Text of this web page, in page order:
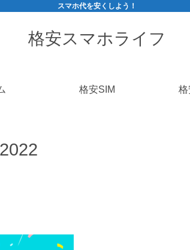
スマホ代を安くしよう！
格安スマホライフ
格安SIM 格